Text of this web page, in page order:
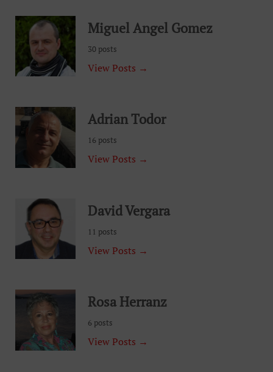
Miguel Angel Gomez
30 posts
View Posts →
Adrian Todor
16 posts
View Posts →
David Vergara
11 posts
View Posts →
Rosa Herranz
6 posts
View Posts →